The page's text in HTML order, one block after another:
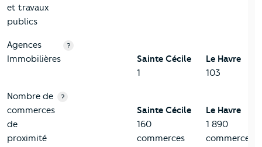
et travaux
publics
Agences
Immobilières
?
Sainte Cécile
1
Le Havre
103
Nombre de
commerces
de
proximité
?
Sainte Cécile
160
commerces
Le Havre
1 890
commerces